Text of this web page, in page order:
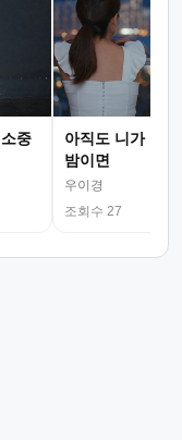
중
아직도 니가 그
밤이면
우이경
조회수 27